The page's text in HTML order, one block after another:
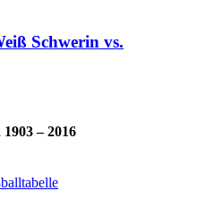
Schwerin vs.
– 2016